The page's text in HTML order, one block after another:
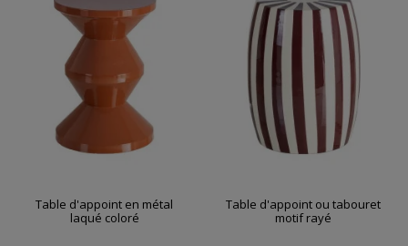
Table d'appoint en métal
laqué coloré
Table d'appoint ou tabouret
motif rayé